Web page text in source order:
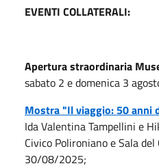
EVENTI COLLATERALI:
Apertura straordinaria
sabato 2 e domenica 3
Mostra "Il viaggio: 50 anni
Ida Valentina Tampellini e
Civico Polironiano e Sala
30/08/2025;